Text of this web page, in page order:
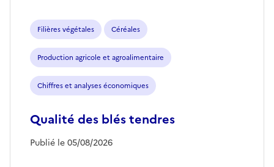
Filières végétales Céréales
Production agricole et agroalimentaire
Chiffres et analyses économiques
Qualité des blés tendres
Publié le 05/08/2026